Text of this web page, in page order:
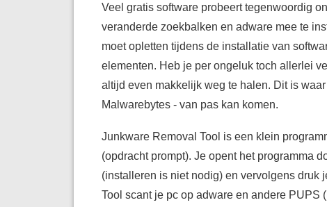
Veel gratis software probeert tegenwoordig
veranderde zoekbalken en adware mee te
moet opletten tijdens de installatie van
elementen. Heb je per ongeluk toch allerlei
altijd even makkelijk weg te halen. Dit is
Malwarebytes - van pas kan komen.
Junkware Removal Tool is een klein
(opdracht prompt). Je opent het programma
(installeren is niet nodig) en vervolgens druk
Tool scant je pc op adware en andere PUPS